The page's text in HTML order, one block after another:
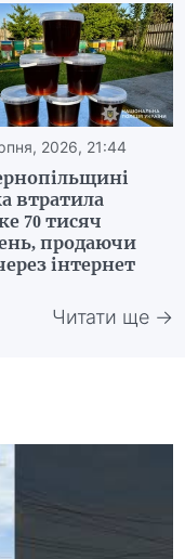
2026, 21:44
втратила
70 тисяч
продаючи
інтернет
Читати ще →